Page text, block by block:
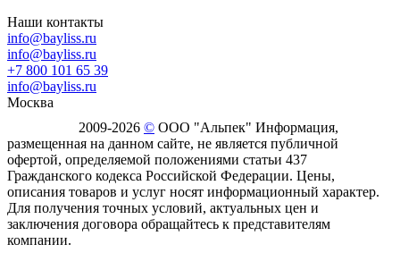
Наши контакты
info@bayliss.ru
info@bayliss.ru
+7 800 101 65 39
info@bayliss.ru
Москва
2009-2026 © ООО "Альпек" Информация,
размещенная на данном сайте, не является публичной
офертой, определяемой положениями статьи 437
Гражданского кодекса Российской Федерации. Цены,
описания товаров и услуг носят информационный характер.
Для получения точных условий, актуальных цен и
заключения договора обращайтесь к представителям
компании.